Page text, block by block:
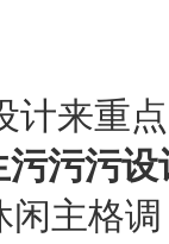
来重点
污污污设
主格调